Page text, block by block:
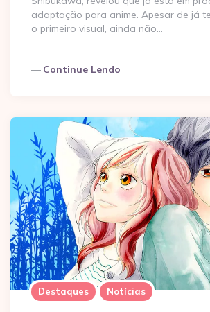
adaptação para anime. Apesar de já
o primeiro visual, ainda não…
Continue Lendo
Destaques Notícias